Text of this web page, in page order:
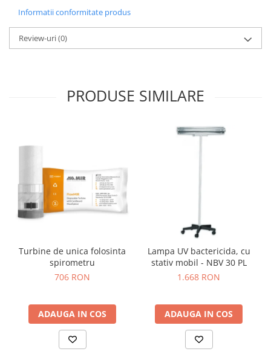
Informatii conformitate produs
Review-uri(0)
PRODUSE SIMILARE
Turbine de unica folosinta
spirometru
706 RON
ADAUGA IN COS
Lampa UV bactericida, cu
stativ mobil - NBV 30 PL
1.668 RON
ADAUGA IN COS